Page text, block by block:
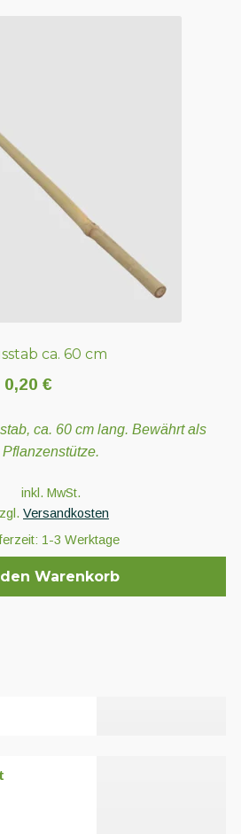
ca. 60 cm
0,20 €
ca. 60 cm lang. Bewährt als
Pflanzenstütze.
inkl. MwSt.
Versandkosten
1-3 Werktage
Warenkorb